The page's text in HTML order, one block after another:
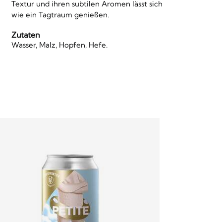
Textur und ihren subtilen Aromen lässt sich
wie ein Tagtraum genießen.
Zutaten
Wasser, Malz, Hopfen, Hefe.